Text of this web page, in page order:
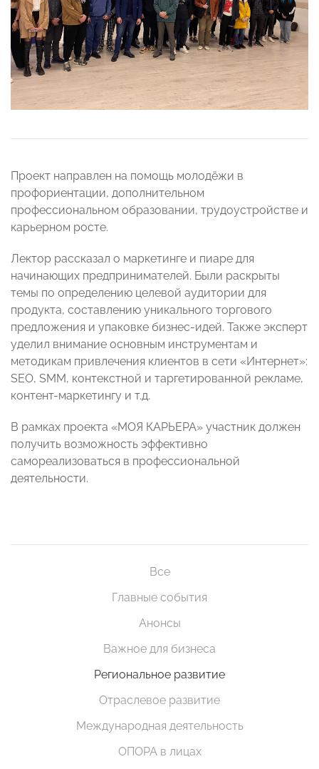
Проект направлен на помощь молодёжи в
профориентации, дополнительном
профессиональном образовании, трудоустройстве и
карьерном росте.
Лектор рассказал о маркетинге и пиаре для
начинающих предпринимателей. Были раскрыты
темы по определению целевой аудитории для
продукта, составлению уникального торгового
предложения и упаковке бизнес-идей. Также эксперт
уделил внимание основным инструментам и
методикам привлечения клиентов в сети «Интернет»:
SEO, SMM, контекстной и таргетированной рекламе,
контент-маркетингу и т.д.
В рамках проекта «МОЯ КАРЬЕРА» участник должен
получить возможность эффективно
самореализоваться в профессиональной
деятельности.
Все
Главные события
Анонсы
Важное для бизнеса
Региональное развитие
Отраслевое развитие
Международная деятельность
ОПОРА в лицах